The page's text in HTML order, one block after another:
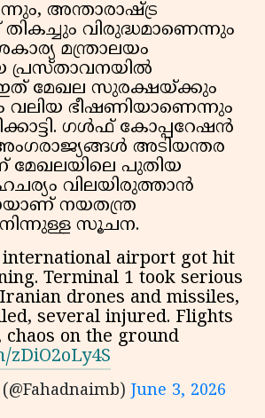
അന്താരാഷ്ട്ര
വിരുദ്ധമാണെന്നും
മന്ത്രാലയം
പ്രസ്താവനയിൽ
ഇത് മേഖല സുരക്ഷയ്ക്കും
വലിയ ഭീഷണിയാണെന്നും
ഗൾഫ് കോപ്പറേഷൻ
അടിയന്തര
മേഖലയിലെ പുതിയ
വിലയിരുത്താൻ
നയതന്ത്ര
സൂചന.
international airport got hit
Terminal 1 took serious
drones and missiles,
several injured. Flights
chaos on the ground
June 3, 2026